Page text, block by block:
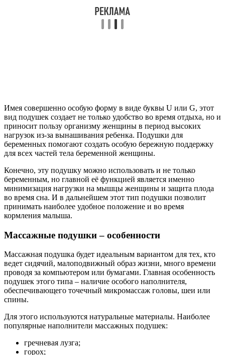
Имея совершенно особую форму в виде буквы U или G, этот
вид подушек создает не только удобство во время отдыха, но и
приносит пользу организму женщины в период высоких
нагрузок из-за вынашивания ребенка. Подушки для
беременных помогают создать особую бережную поддержку
для всех частей тела беременной женщины.
Конечно, эту подушку можно использовать и не только
беременным, но главной её функцией является именно
минимизация нагрузки на мышцы женщины и защита плода
во время сна. И в дальнейшем этот тип подушки позволит
принимать наиболее удобное положение и во время
кормления малыша.
Массажные подушки – особенности
Массажная подушка будет идеальным вариантом для тех, кто
ведет сидячий, малоподвижный образ жизни, много времени
проводя за компьютером или бумагами. Главная особенность
подушек этого типа – наличие особого наполнителя,
обеспечивающего точечный микромассаж головы, шеи или
спины.
Для этого используются натуральные материалы. Наиболее
популярные наполнители массажных подушек:
гречневая лузга;
горох;